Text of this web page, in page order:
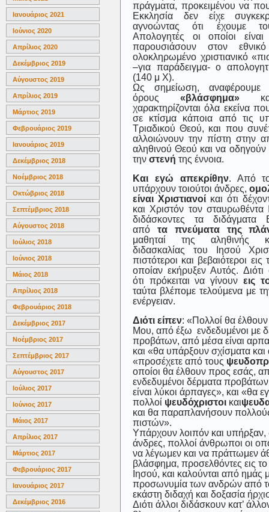
Ιανουάριος 2021
Ιούνιος 2020
Απρίλιος 2020
Δεκέμβριος 2019
Αύγουστος 2019
Απρίλιος 2019
Μάρτιος 2019
Φεβρουάριος 2019
Ιανουάριος 2019
Δεκέμβριος 2018
Νοέμβριος 2018
Οκτώβριος 2018
Σεπτέμβριος 2018
Αύγουστος 2018
Ιούλιος 2018
Ιούνιος 2018
Μάιος 2018
Απρίλιος 2018
Φεβρουάριος 2018
Δεκέμβριος 2017
Νοέμβριος 2017
Σεπτέμβριος 2017
Αύγουστος 2017
Ιούλιος 2017
Ιούνιος 2017
Μάιος 2017
Απρίλιος 2017
Μάρτιος 2017
Φεβρουάριος 2017
Ιανουάριος 2017
Δεκέμβριος 2016
πράγματα, προκειμένου να
Εκκλησία δεν είχε
αγνοώντας ότι έχουμε
Απολογητές οι οποίοι
παρουσιάσουν στον
ολοκληρωμένο χριστιανικό
–για παράδειγμα- ο
(140 μ Χ).
Ως σημείωση, αναφέρουμε
όρους «βλάσφημα»
χαρακτηρίζονται όλα εκείνα
σε κτίσμα κάποια από τις
Τριαδικού Θεού, και που
αλλοιώνουν την πίστη στην
αληθινού Θεού και να οδηγούν
την στενή της έννοια.
Και εγώ απεκρίθην. Από το
υπάρχουν τοιούτοι άνδρες,
είναι Χριστιανοί και ότι
και Χριστόν τον σταυρωθέντα
διδάσκοντες τα διδάγματα
από τα πνεύματα της
μαθηταί της αληθινής
διδασκαλίας του Ιησού
πιστότεροι και βεβαιότεροι
οποίαν εκήρυξεν Αυτός.
ότι πρόκειται να γίνουν εις
ταύτα βλέπομε τελούμενα με
ενέργειαν.
Διότι είπεν: «Πολλοί θα έλθουν
Μου, από έξω ενδεδυμένοι με
προβάτων, από μέσα είναι
και «θα υπάρξουν σχίσματα και
«προσέχετε από τους
οποίοι θα έλθουν προς εσάς,
ενδεδυμένοι δέρματα
είναι λύκοι άρπαγες», και «θα
πολλοί ψευδόχριστοι και
και θα παραπλανήσουν
πιστών».
Υπάρχουν λοιπόν και υπήρξαν,
άνδρες, πολλοί άνθρωποι οι
να λέγωμεν και να πράττωμεν
βλάσφημα, προσελθόντες εις
Ιησού, και καλούνται από ημάς
προσωνυμία των ανδρών από
εκάστη διδαχή και δοξασία
Διότι άλλοι διδάσκουν κατ’